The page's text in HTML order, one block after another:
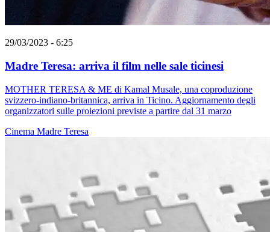
29/03/2023 - 6:25
Madre Teresa: arriva il film nelle sale ticinesi
MOTHER TERESA & ME di Kamal Musale, una coproduzione
svizzero-indiano-britannica, arriva in Ticino. Aggiornamento degli
organizzatori sulle proiezioni previste a partire dal 31 marzo
Cinema Madre Teresa